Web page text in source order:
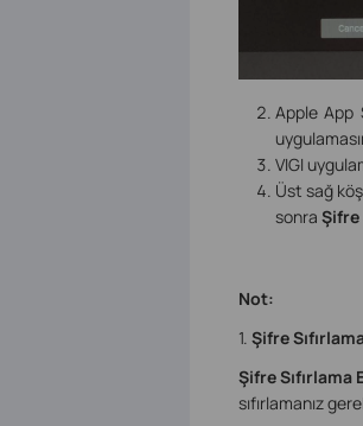
Apple App
VIGI
Üst sağ
sonra Şifre
Not:
1. Şifre
Şifre Sıfırlama
sıfırlamanız